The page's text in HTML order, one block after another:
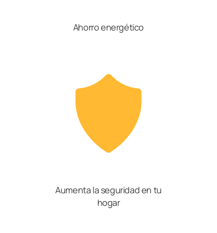
Ahorro energético
Aumenta la seguridad en tu
hogar